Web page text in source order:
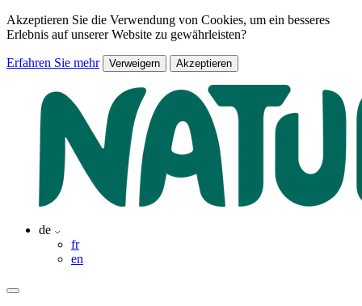
Akzeptieren Sie die Verwendung von Cookies, um ein besseres
Erlebnis auf unserer Website zu gewährleisten?
Erfahren Sie mehr Verweigern Akzeptieren
de
fr
en